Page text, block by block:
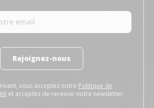
Rejoignez-nous
vous acceptez notre Politique de
et acceptez de recevoir notre newsletter.